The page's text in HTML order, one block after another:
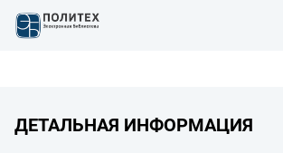
ДЕТАЛЬНАЯ ИНФОРМАЦИЯ